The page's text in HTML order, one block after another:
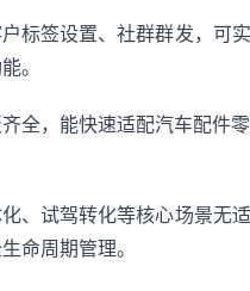
标签设置、社群群发，可
。
全，能快速适配汽车配件
、试驾转化等核心场景无
命周期管理。